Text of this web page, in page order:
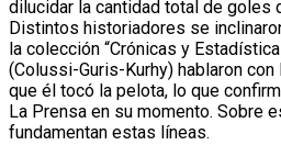
dilucidar la cantidad total de goles
Distintos historiadores se
la colección “Crónicas y
(Colussi-Guris-Kurhy) hablaron
que él tocó la pelota, lo que
La Prensa en su momento. Sobre
fundamentan estas líneas.